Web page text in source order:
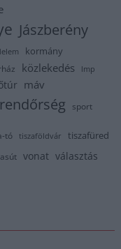
Jászberény
kormány
közlekedés lmp
máv
rendőrség sport
tó tiszaföldvár tiszafüred
vonat választás